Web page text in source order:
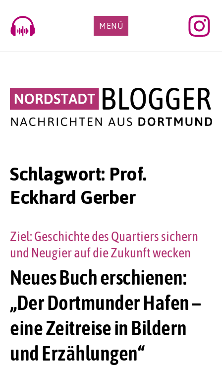
content
MENÜ
Schlagwort: Prof.
Eckhard Gerber
Neues Buch erschienen:
„Der Dortmunder Hafen –
eine Zeitreise in Bildern
und Erzählungen“
Ziel: Geschichte des Quartiers sichern
und Neugier auf die Zukunft wecken